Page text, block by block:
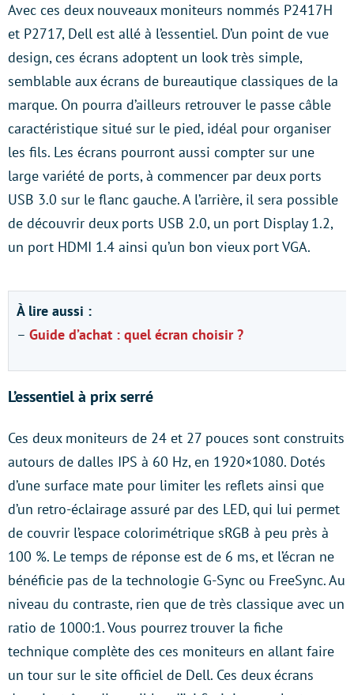
Avec ces deux nouveaux moniteurs nommés P2417H
et P2717, Dell est allé à l’essentiel. D’un point de vue
design, ces écrans adoptent un look très simple,
semblable aux écrans de bureautique classiques de la
marque. On pourra d’ailleurs retrouver le passe câble
caractéristique situé sur le pied, idéal pour organiser
les fils. Les écrans pourront aussi compter sur une
large variété de ports, à commencer par deux ports
USB 3.0 sur le flanc gauche. A l’arrière, il sera possible
de découvrir deux ports USB 2.0, un port Display 1.2,
un port HDMI 1.4 ainsi qu’un bon vieux port VGA.
À lire aussi :
– Guide d’achat : quel écran choisir ?
L’essentiel à prix serré
Ces deux moniteurs de 24 et 27 pouces sont construits
autours de dalles IPS à 60 Hz, en 1920×1080. Dotés
d’une surface mate pour limiter les reflets ainsi que
d’un retro-éclairage assuré par des LED, qui lui permet
de couvrir l’espace colorimétrique sRGB à peu près à
100 %. Le temps de réponse est de 6 ms, et l’écran ne
bénéficie pas de la technologie G-Sync ou FreeSync. Au
niveau du contraste, rien que de très classique avec un
ratio de 1000:1. Vous pourrez trouver la fiche
technique complète des ces moniteurs en allant faire
un tour sur le site officiel de Dell. Ces deux écrans